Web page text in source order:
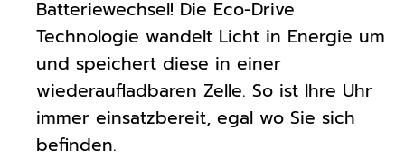
Batteriewechsel! Die Eco-Drive
Technologie wandelt Licht in Energie um
und speichert diese in einer
wiederaufladbaren Zelle. So ist Ihre Uhr
immer einsatzbereit, egal wo Sie sich
befinden.